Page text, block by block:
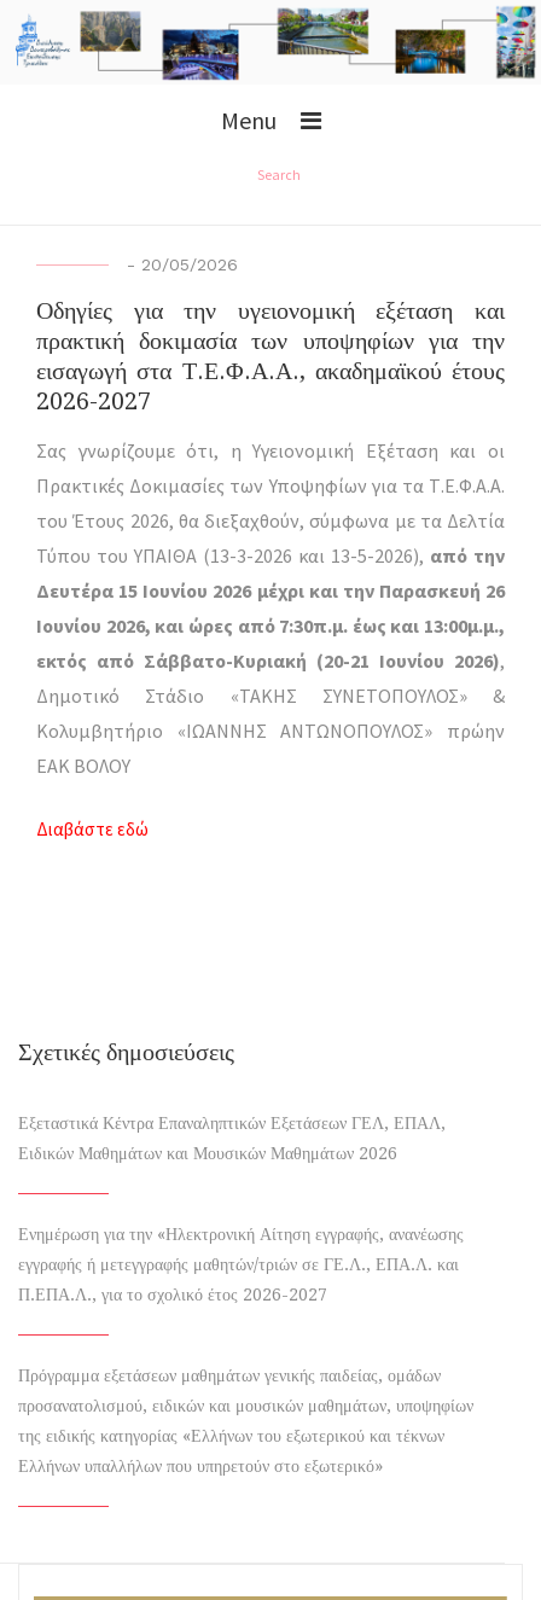
Menu
Search
- 20/05/2026
Οδηγίες για την υγειονομική εξέταση και
πρακτική δοκιμασία των υποψηφίων για την
εισαγωγή στα Τ.Ε.Φ.Α.Α., ακαδημαϊκού έτους
2026-2027
Σας γνωρίζουμε ότι, η Υγειονομική Εξέταση και οι
Πρακτικές Δοκιμασίες των Υποψηφίων για τα Τ.Ε.Φ.Α.Α.
του Έτους 2026, θα διεξαχθούν, σύμφωνα με τα Δελτία
Τύπου του ΥΠΑΙΘΑ (13-3-2026 και 13-5-2026), από την
Δευτέρα 15 Ιουνίου 2026 μέχρι και την Παρασκευή 26
Ιουνίου 2026, και ώρες από 7:30π.μ. έως και 13:00μ.μ.,
εκτός από Σάββατο-Κυριακή (20-21 Ιουνίου 2026),
Δημοτικό Στάδιο «ΤΑΚΗΣ ΣΥΝΕΤΟΠΟΥΛΟΣ» &
Κολυμβητήριο «ΙΩΑΝΝΗΣ ΑΝΤΩΝΟΠΟΥΛΟΣ» πρώην
ΕΑΚ ΒΟΛΟΥ
Διαβάστε εδώ
Σχετικές δημοσιεύσεις
Εξεταστικά Κέντρα Επαναληπτικών Εξετάσεων ΓΕΛ, ΕΠΑΛ,
Ειδικών Μαθημάτων και Μουσικών Μαθημάτων 2026
Ενημέρωση για την «Ηλεκτρονική Αίτηση εγγραφής, ανανέωσης
εγγραφής ή μετεγγραφής μαθητών/τριών σε ΓΕ.Λ., ΕΠΑ.Λ. και
Π.ΕΠΑ.Λ., για το σχολικό έτος 2026-2027
Πρόγραμμα εξετάσεων μαθημάτων γενικής παιδείας, ομάδων
προσανατολισμού, ειδικών και μουσικών μαθημάτων, υποψηφίων
της ειδικής κατηγορίας «Ελλήνων του εξωτερικού και τέκνων
Ελλήνων υπαλλήλων που υπηρετούν στο εξωτερικό»